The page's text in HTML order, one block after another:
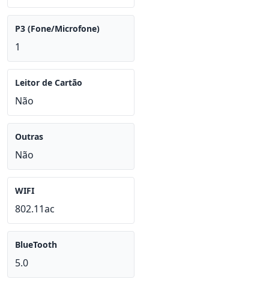
P3 (Fone/Microfone)
1
Leitor de Cartão
Não
Outras
Não
WIFI
802.11ac
BlueTooth
5.0